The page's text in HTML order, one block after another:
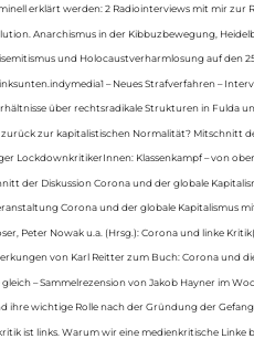
erklärt werden: 2 Radiointerviews mit mir zur
Anarchismus in der Kibbuzbewegung,
und Holocaustverharmlosung auf den
– Neues Strafverfahren –
über rechtsradikale Strukturen in Fulda
zur kapitalistischen Normalität? Mitschnitt
LockdownkritikerInnen: Klassenkampf – von
der Diskussion Corona und der globale
Corona und der globale Kapitalismus
Peter Nowak u.a. (Hrsg.): Corona und linke
von Karl Reitter zum Buch: Corona und
– Sammelrezension von Jakob Hayner im
ihre wichtige Rolle nach der Gründung der
ist links. Warum wir eine medienkritische Linke